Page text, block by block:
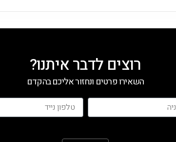
רוצים לדבר איתנו?
השאירו פרטים ונחזור אליכם בהקדם